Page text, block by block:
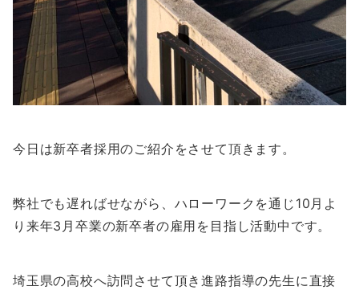
今日は新卒者採用のご紹介をさせて頂きます。
弊社でも遅ればせながら、ハローワークを通じ10月よ
り来年3月卒業の新卒者の雇用を目指し活動中です。
埼玉県の高校へ訪問させて頂き進路指導の先生に直接